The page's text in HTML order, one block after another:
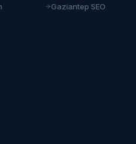
Gaziantep SEO